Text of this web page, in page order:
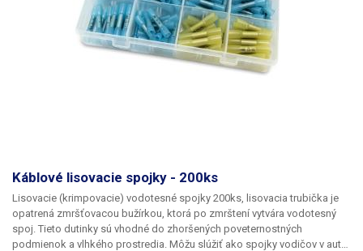
Káblové lisovacie spojky - 200ks
Lisovacie (krimpovacie) vodotesné spojky 200ks, lisovacia trubička je
opatrená zmršťovacou bužírkou, ktorá po zmrštení vytvára vodotesný
spoj. Tieto dutinky sú vhodné do zhoršených poveternostných
podmienok a vlhkého prostredia. Môžu slúžiť ako spojky vodičov v aute,